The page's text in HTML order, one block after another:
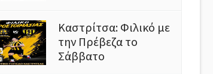
Καστρίτσα: Φιλικό με
την Πρέβεζα το
Σάββατο